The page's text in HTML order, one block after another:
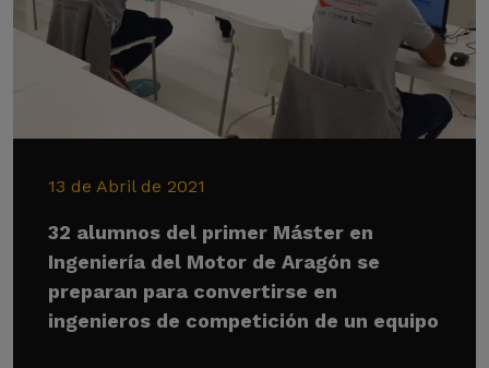
13 de Abril de 2021
32 alumnos del primer Máster en
Ingeniería del Motor de Aragón se
preparan para convertirse en
ingenieros de competición de un equipo